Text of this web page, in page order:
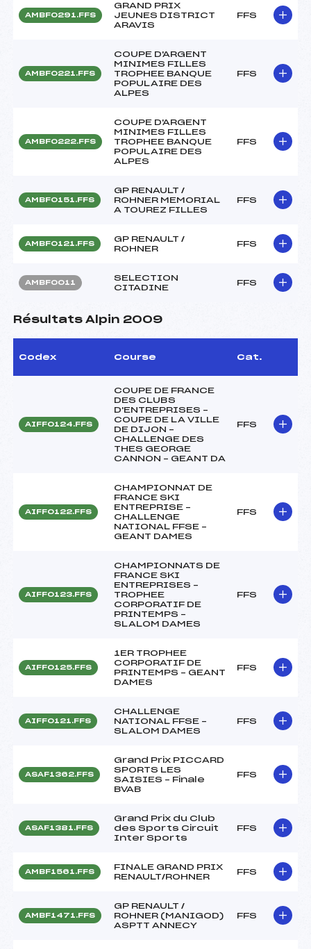
AMBF0291.FFS
GRAND PRIX
JEUNES DISTRICT
ARAVIS
FFS
AMBF0221.FFS
COUPE D'ARGENT
MINIMES FILLES
TROPHEE BANQUE
POPULAIRE DES
ALPES
FFS
AMBF0222.FFS
COUPE D'ARGENT
MINIMES FILLES
TROPHEE BANQUE
POPULAIRE DES
ALPES
FFS
AMBF0151.FFS
GP RENAULT /
ROHNER MEMORIAL
A TOUREZ FILLES
FFS
AMBF0121.FFS
GP RENAULT /
ROHNER
FFS
AMBF0011
SELECTION
CITADINE
FFS
Résultats Alpin 2009
Codex Course Cat.
AIFF0124.FFS
COUPE DE FRANCE
DES CLUBS
D'ENTREPRISES –
COUPE DE LA VILLE
DE DIJON –
CHALLENGE DES
THES GEORGE
CANNON – GEANT DA
FFS
AIFF0122.FFS
CHAMPIONNAT DE
FRANCE SKI
ENTREPRISE –
CHALLENGE
NATIONAL FFSE –
GEANT DAMES
FFS
AIFF0123.FFS
CHAMPIONNATS DE
FRANCE SKI
ENTREPRISES –
TROPHEE
CORPORATIF DE
PRINTEMPS –
SLALOM DAMES
FFS
AIFF0125.FFS
1ER TROPHEE
CORPORATIF DE
PRINTEMPS – GEANT
DAMES
FFS
AIFF0121.FFS
CHALLENGE
NATIONAL FFSE –
SLALOM DAMES
FFS
ASAF1362.FFS
Grand Prix PICCARD
SPORTS LES
SAISIES – Finale
BVAB
FFS
ASAF1381.FFS
Grand Prix du Club
des Sports Circuit
Inter Sports
FFS
AMBF1561.FFS
FINALE GRAND PRIX
RENAULT/ROHNER
FFS
AMBF1471.FFS
GP RENAULT /
ROHNER (MANIGOD)
ASPTT ANNECY
FFS